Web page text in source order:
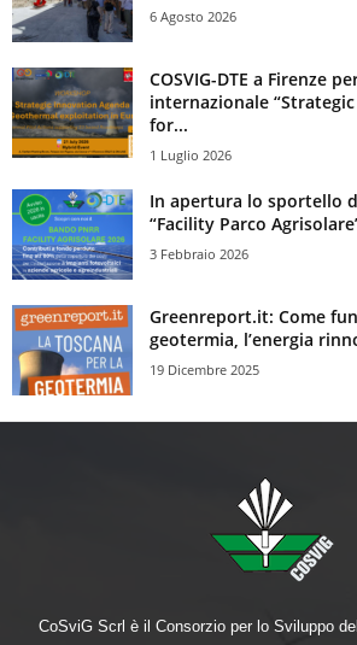
6 Agosto 2026
COSVIG-DTE a Firenze
internazionale
for...
1 Luglio 2026
In apertura lo sportello
“Facility Parco
3 Febbraio 2026
Greenreport.it: Come
geotermia, l’energia
19 Dicembre 2025
CoSviG Scrl è il Consorzio per lo Sviluppo